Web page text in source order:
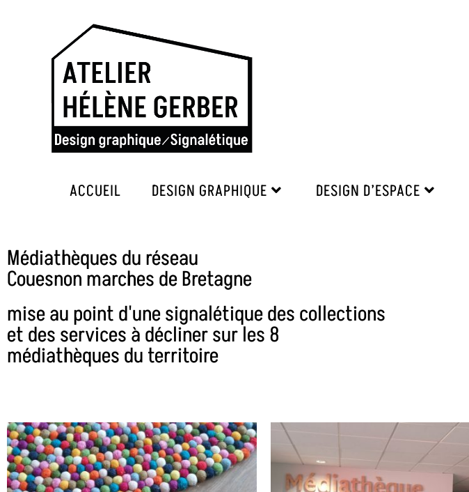
ACCUEIL DESIGN GRAPHIQUE DESIGN D’ESPACE
Médiathèques du réseau
Couesnon marches de Bretagne
mise au point d'une signalétique des collections
et des services à décliner sur les 8
médiathèques du territoire